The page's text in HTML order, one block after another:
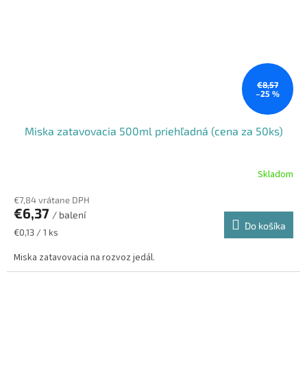
€8,57
–25 %
Miska zatavovacia 500ml priehľadná (cena za 50ks)
Skladom
€7,84 vrátane DPH
€6,37 / balení
Jednotková
€0,13 / 1 ks
Do košíka
Miska zatavovacia na rozvoz jedál.